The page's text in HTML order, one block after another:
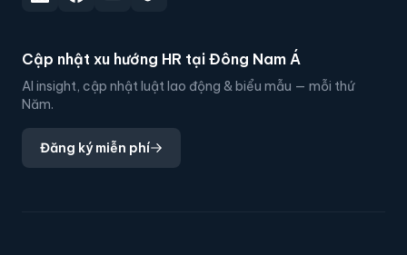
Cập nhật xu hướng HR tại Đông Nam Á
AI insight, cập nhật luật lao động & biểu mẫu — mỗi thứ
Năm.
Đăng ký miễn phí